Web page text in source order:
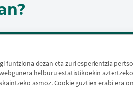
dezan eta zuri esperientzia
helburu estatistikoekin
asmoz. Cookie guztien erabilera